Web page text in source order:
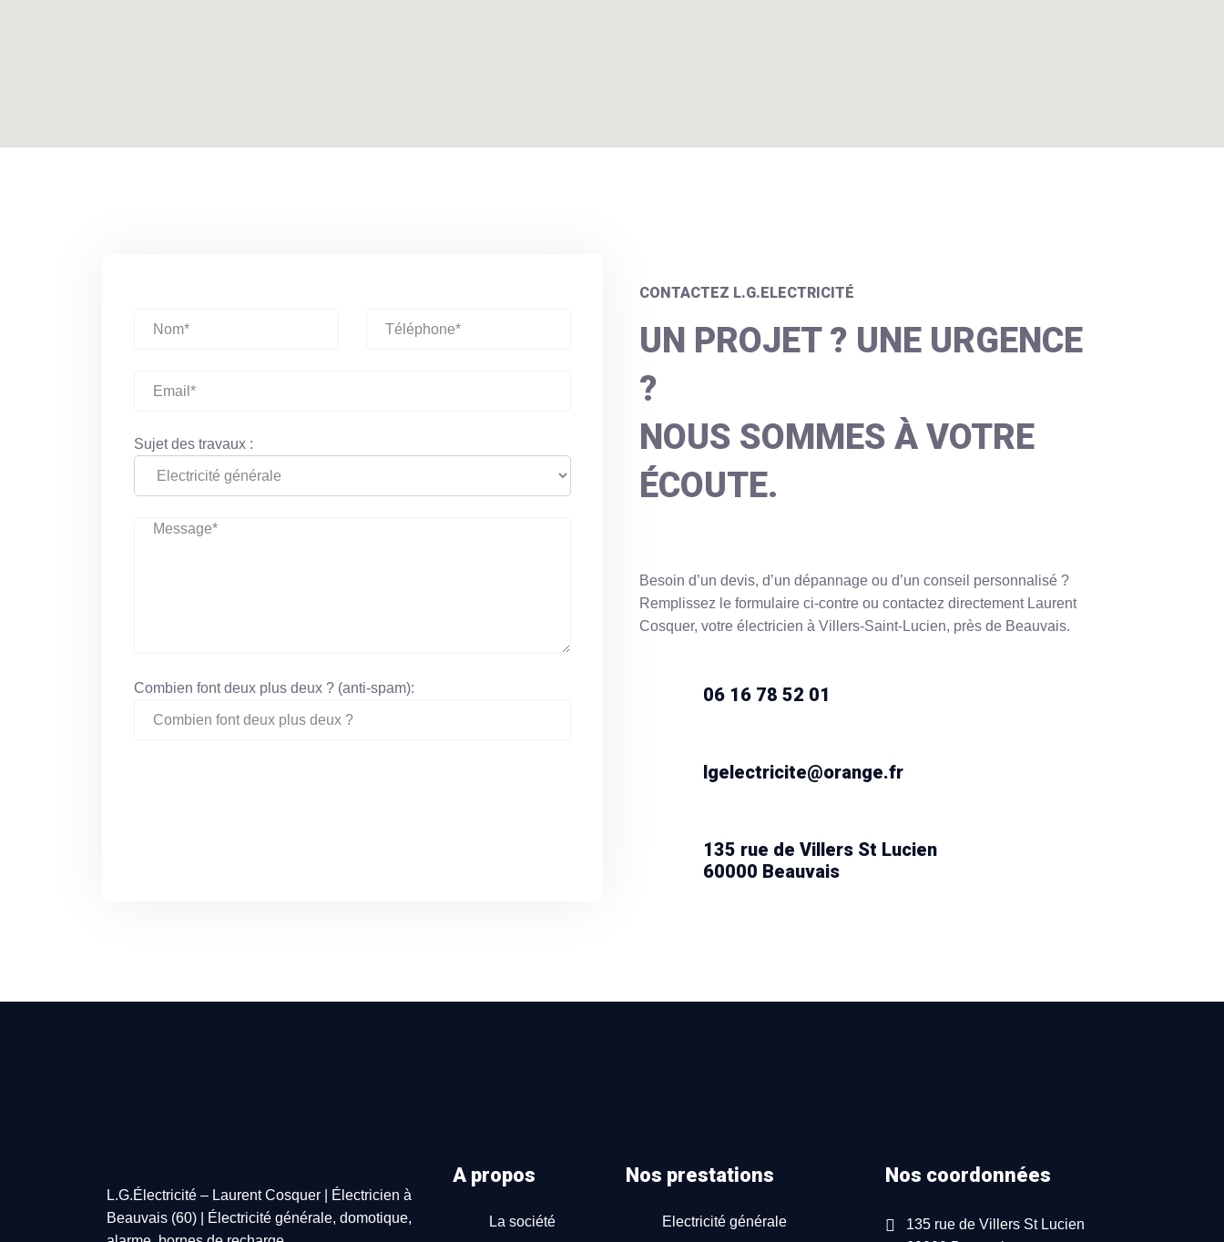
Sujet des travaux :
Combien font deux plus deux ? (anti-spam):
CONTACTEZ L.G.ELECTRICITÉ
UN PROJET ? UNE URGENCE
?
NOUS SOMMES À VOTRE
ÉCOUTE.
Besoin d’un devis, d’un dépannage ou d’un conseil personnalisé ?
Remplissez le formulaire ci-contre ou contactez directement Laurent
Cosquer, votre électricien à Villers-Saint-Lucien, près de Beauvais.
06 16 78 52 01
lgelectricite@orange.fr
135 rue de Villers St Lucien
60000 Beauvais
L.G.Électricité – Laurent Cosquer | Électricien à
Beauvais (60) | Électricité générale, domotique,
A propos
La société
Nos prestations
Electricité générale
Nos coordonnées
135 rue de Villers St Lucien